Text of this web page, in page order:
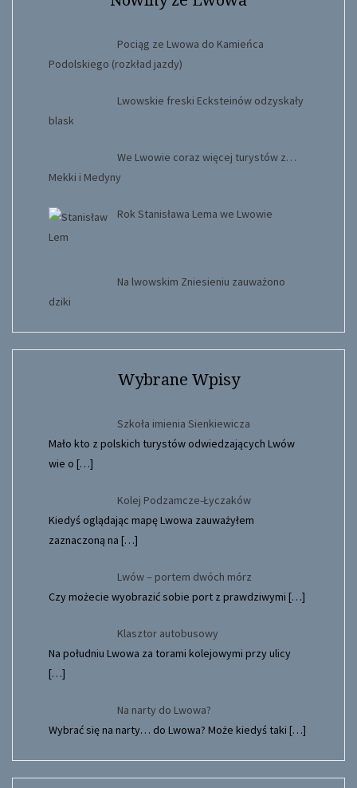
Pociąg ze Lwowa do Kamieńca
Podolskiego (rozkład jazdy)
Lwowskie freski Ecksteinów odzyskały
blask
We Lwowie coraz więcej turystów z…
Mekki i Medyny
Rok Stanisława Lema we Lwowie
Na lwowskim Zniesieniu zauważono
dziki
Wybrane Wpisy
Szkoła imienia Sienkiewicza
Mało kto z polskich turystów odwiedzających Lwów
wie o […]
Kolej Podzamcze-Łyczaków
Kiedyś oglądając mapę Lwowa zauważyłem
zaznaczoną na […]
Lwów – portem dwóch mórz
Czy możecie wyobrazić sobie port z prawdziwymi […]
Klasztor autobusowy
Na południu Lwowa za torami kolejowymi przy ulicy
[…]
Na narty do Lwowa?
Wybrać się na narty… do Lwowa? Może kiedyś taki […]